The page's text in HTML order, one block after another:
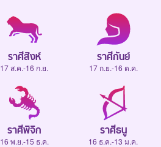
ราศีสิงห์
17 ส.ค.-16 ก.ย.
ราศีกันย์
17 ก.ย.-16 ต.ค.
ราศีพิจิก
16 พ.ย.-15 ธ.ค.
ราศีธนู
16 ธ.ค.-13 ม.ค.